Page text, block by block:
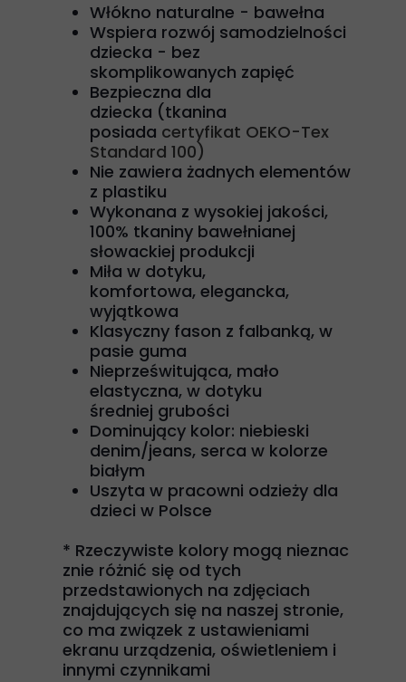
Włókno naturalne - bawełna
Wspiera rozwój samodzielności
dziecka - bez
skomplikowanych zapięć
Bezpieczna dla
dziecka (tkanina
posiada certyfikat OEKO-Tex
Standard 100)
Nie zawiera żadnych elementów
z plastiku
Wykonana z wysokiej jakości,
100% tkaniny bawełnianej
słowackiej produkcji
Miła w dotyku,
komfortowa, elegancka,
wyjątkowa
Klasyczny fason z falbanką, w
pasie guma
Nieprześwitująca, mało
elastyczna, w dotyku
średniej grubości
Dominujący kolor: niebieski
denim/jeans, serca w kolorze
białym
Uszyta w pracowni odzieży dla
dzieci w Polsce
* Rzeczywiste kolory mogą nieznac
znie różnić się od tych
przedstawionych na zdjęciach
znajdujących się na naszej stronie,
co ma związek z ustawieniami
ekranu urządzenia, oświetleniem i
innymi czynnikami